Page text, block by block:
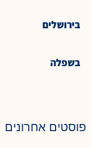
בירושלים
בשפלה
פוסטים אחרונים